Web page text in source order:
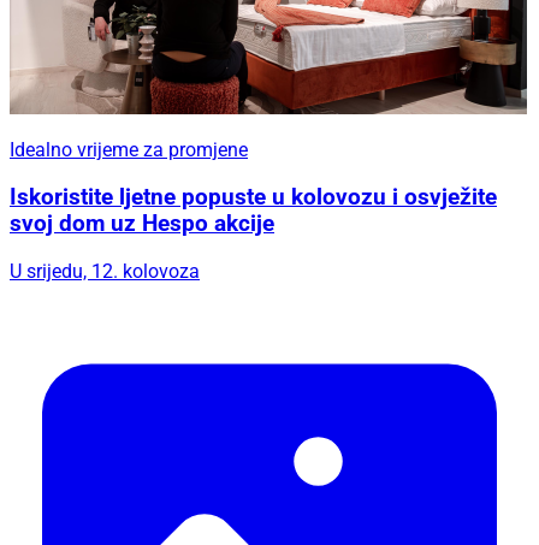
Idealno vrijeme za promjene
Iskoristite ljetne popuste u kolovozu i osvježite
svoj dom uz Hespo akcije
U srijedu, 12. kolovoza